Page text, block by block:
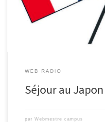
WEB RADIO
Séjour au
par Webmestre campus